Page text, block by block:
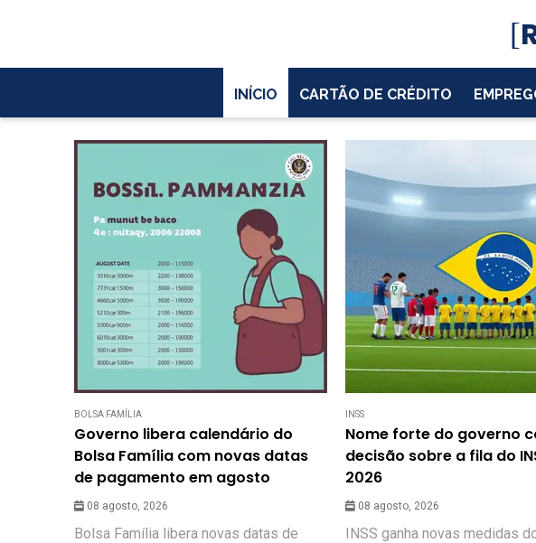
INÍCIO CARTÃO DE CRÉDITO
BOLSA FAMÍLIA
Governo libera calendário do
Bolsa Família com novas datas
de pagamento em agosto
08 agosto, 2026
Bolsa Família libera novas datas de
INSS
Nome forte do governo
decisão sobre a fila do
2026
08 agosto, 2026
INSS ganha novas medidas